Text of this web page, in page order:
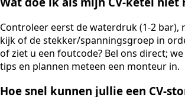
Controleer eerst de waterdruk (1-2 bar),
kijk of de stekker/spanningsgroep in
of ziet u een foutcode? Bel ons direct;
tips en plannen meteen een monteur in.
Hoe snel kunnen jullie een CV-